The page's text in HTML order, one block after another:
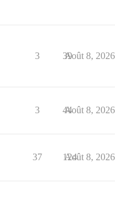
3 39
Août 8, 2026
3 44
Août 8, 2026
37 124
Août 8, 2026